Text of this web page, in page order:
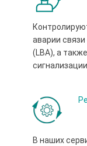
аварии
(LBA), а
В наших